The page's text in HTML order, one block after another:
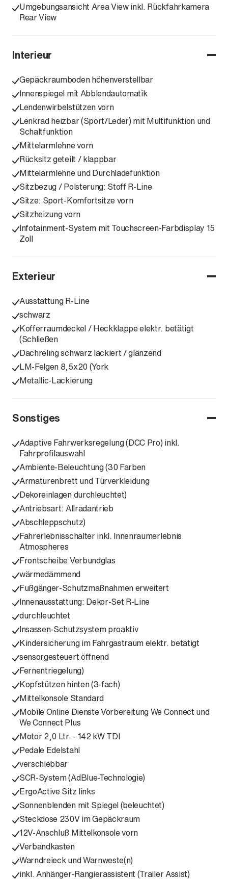
Umgebungsansicht Area View inkl. Rückfahrkamera
Rear View
Interieur
Gepäckraumboden höhenverstellbar
Innenspiegel mit Abblendautomatik
Lendenwirbelstützen vorn
Lenkrad heizbar (Sport/Leder) mit Multifunktion und
Schaltfunktion
Mittelarmlehne vorn
Rücksitz geteilt / klappbar
Mittelarmlehne und Durchladefunktion
Sitzbezug / Polsterung: Stoff R-Line
Sitze: Sport-Komfortsitze vorn
Sitzheizung vorn
Infotainment-System mit Touchscreen-Farbdisplay 15
Zoll
Exterieur
Ausstattung R-Line
schwarz
Kofferraumdeckel / Heckklappe elektr. betätigt
(Schließen
Dachreling schwarz lackiert / glänzend
LM-Felgen 8,5x20 (York
Metallic-Lackierung
Sonstiges
Adaptive Fahrwerksregelung (DCC Pro) inkl.
Fahrprofilauswahl
Ambiente-Beleuchtung (30 Farben
Armaturenbrett und Türverkleidung
Dekoreinlagen durchleuchtet)
Antriebsart: Allradantrieb
Abschleppschutz)
Fahrerlebnisschalter inkl. Innenraumerlebnis
Atmospheres
Frontscheibe Verbundglas
wärmedämmend
Fußgänger-Schutzmaßnahmen erweitert
Innenausstattung: Dekor-Set R-Line
durchleuchtet
Insassen-Schutzsystem proaktiv
Kindersicherung im Fahrgastraum elektr. betätigt
sensorgesteuert öffnend
Fernentriegelung)
Kopfstützen hinten (3-fach)
Mittelkonsole Standard
Mobile Online Dienste Vorbereitung We Connect und
We Connect Plus
Motor 2,0 Ltr. - 142 kW TDI
Pedale Edelstahl
verschiebbar
SCR-System (AdBlue-Technologie)
ErgoActive Sitz links
Sonnenblenden mit Spiegel (beleuchtet)
Steckdose 230V im Gepäckraum
12V-Anschluß Mittelkonsole vorn
Verbandkasten
Warndreieck und Warnweste(n)
inkl. Anhänger-Rangierassistent (Trailer Assist)